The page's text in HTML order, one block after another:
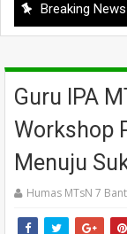
Breaking News
Guru IPA
Workshop
Menuju
Humas MTsN 7